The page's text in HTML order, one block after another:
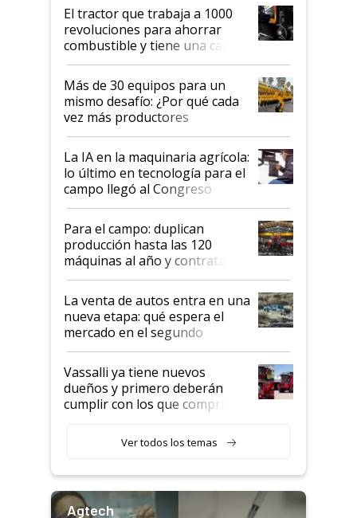
El tractor que trabaja a 1000
revoluciones para ahorrar
combustible y tiene una cabina
que parece una computadora:
lo último en el mundo,
disponible en Argentina
Más de 30 equipos para un
mismo desafío: ¿Por qué cada
vez más productores
incorporan fertilizante bajo
tierra?
La IA en la maquinaria agrícola:
lo último en tecnología para el
campo llegó al Congreso
Aapresid 2026
Para el campo: duplican
producción hasta las 120
máquinas al año y contratan
especialistas de la industria
automotriz para lograrlo
La venta de autos entra en una
nueva etapa: qué espera el
mercado en el segundo
semestre
Vassalli ya tiene nuevos
dueños y primero deberán
cumplir con los que compraron
recibieron: quién está detrás
del rescate de la empresa
Ver todos los temas
Agtech